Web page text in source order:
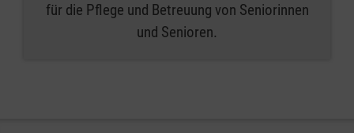
für die Pflege und Betreuung von Seniorinnen
und Senioren.